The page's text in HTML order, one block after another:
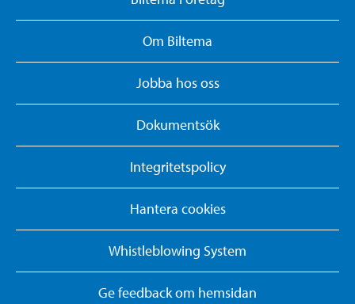
Om Biltema
Jobba hos oss
Dokumentsök
Integritetspolicy
Hantera cookies
Whistleblowing System
Ge feedback om hemsidan